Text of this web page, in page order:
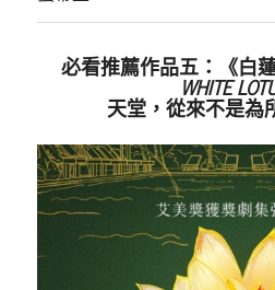
必看推薦作品五：《白
WHITE
天堂，從來不是為